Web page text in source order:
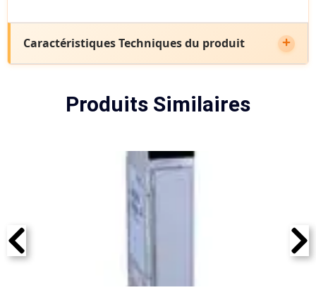
Caractéristiques Techniques du produit
Produits Similaires